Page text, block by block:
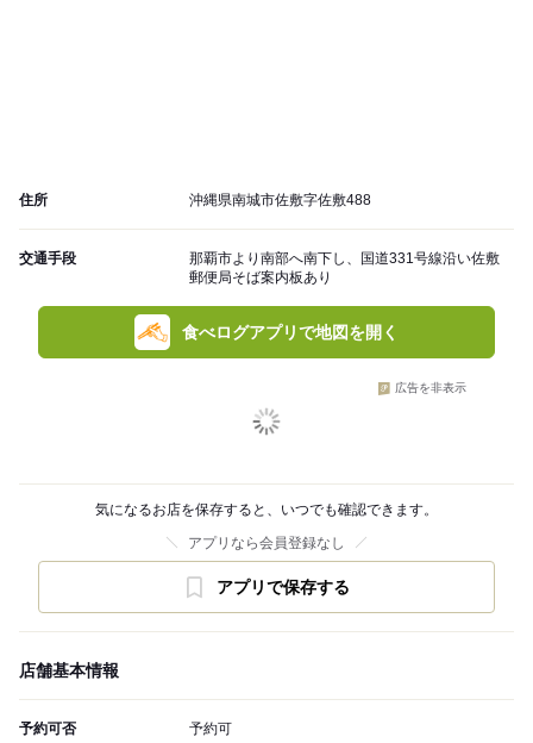
住所 沖縄県南城市佐敷字佐敷488
交通手段
那覇市より南部へ南下し、国道331号線沿い佐敷
郵便局そば案内板あり
食べログアプリで地図を開く
広告を非表示
気になるお店を保存すると、いつでも確認できます。
アプリなら会員登録なし
アプリで保存する
店舗基本情報
予約可否 予約可